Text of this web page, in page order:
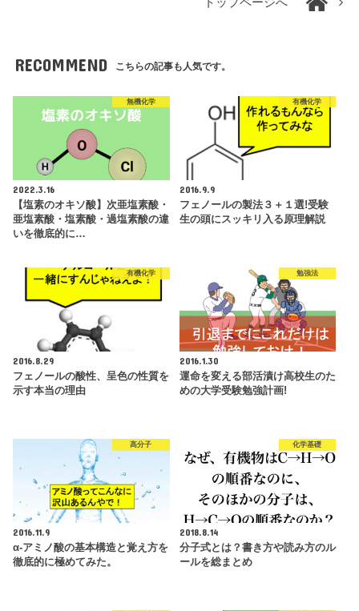
RECOMMEND こちらの記事も人気です。
無機化学
2022.3.16
【塩素のオキソ酸】次亜塩素酸・
亜塩素酸・塩素酸・過塩素酸の違
いを徹底的に…
有機化学
2016.9.9
フェノールの製法３＋１選!受験
生の頭にスッキリ入る原理解説
有機化学
2016.8.29
フェノールの酸性、呈色の性質を
示す本当の理由
勉強法
2016.1.30
運命を変える部活漬け高校生のた
めの大学受験勉強計画!
高分子
2016.11.9
α-アミノ酸の基本構造と覚え方を
徹底的に極めてみた。
化学基礎
2018.8.14
分子式とは？書き方や読み方のル
ールを総まとめ